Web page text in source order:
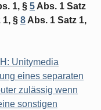
1, § 5 Abs. 1 Satz
1, § 8 Abs. 1 Satz 1,
Unitymedia
eines separaten
zulässig wenn
sonstigen